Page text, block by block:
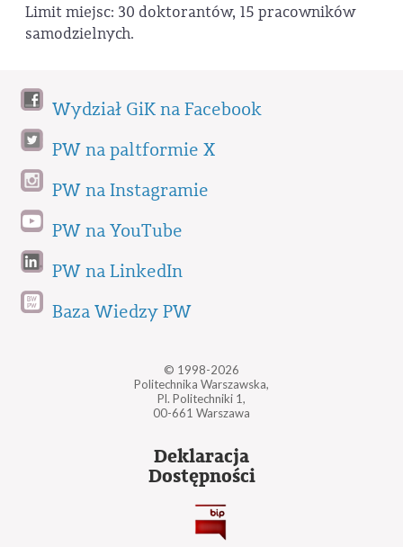
Limit miejsc: 30 doktorantów, 15 pracowników
samodzielnych.
Wydział GiK na Facebook
PW na paltformie X
PW na Instagramie
PW na YouTube
PW na LinkedIn
Baza Wiedzy PW
© 1998-2026
Politechnika Warszawska,
Pl. Politechniki 1,
00-661 Warszawa
Deklaracja
Dostępności